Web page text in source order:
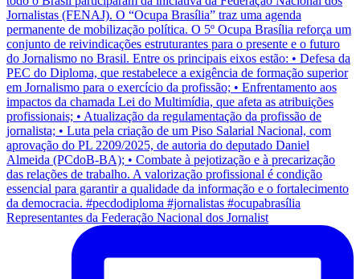
Representantes da Federação Nacional dos Jornalist